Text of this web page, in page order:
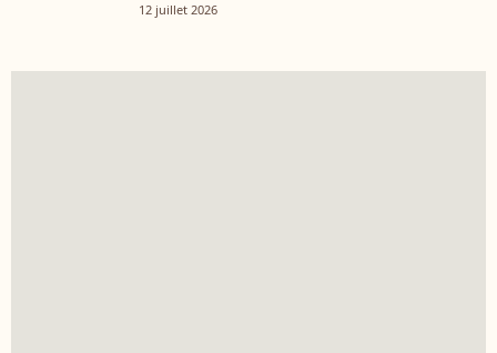
12 juillet 2026